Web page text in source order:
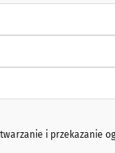
i przekazanie